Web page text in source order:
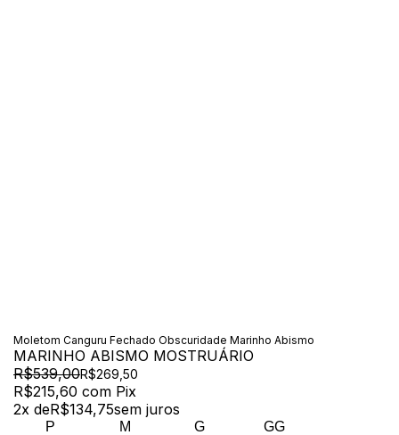
Moletom Canguru Fechado Obscuridade Marinho Abismo
MARINHO ABISMO MOSTRUÁRIO
R$539,00R$269,50
R$215,60 com Pix
2x deR$134,75sem juros
P M G GG